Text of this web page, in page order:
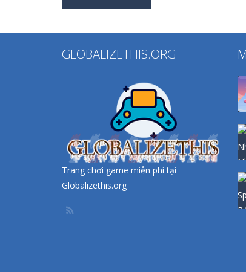
GLOBALIZETHIS.ORG
Trang chơi game miễn phí tại
Globalizethis.org